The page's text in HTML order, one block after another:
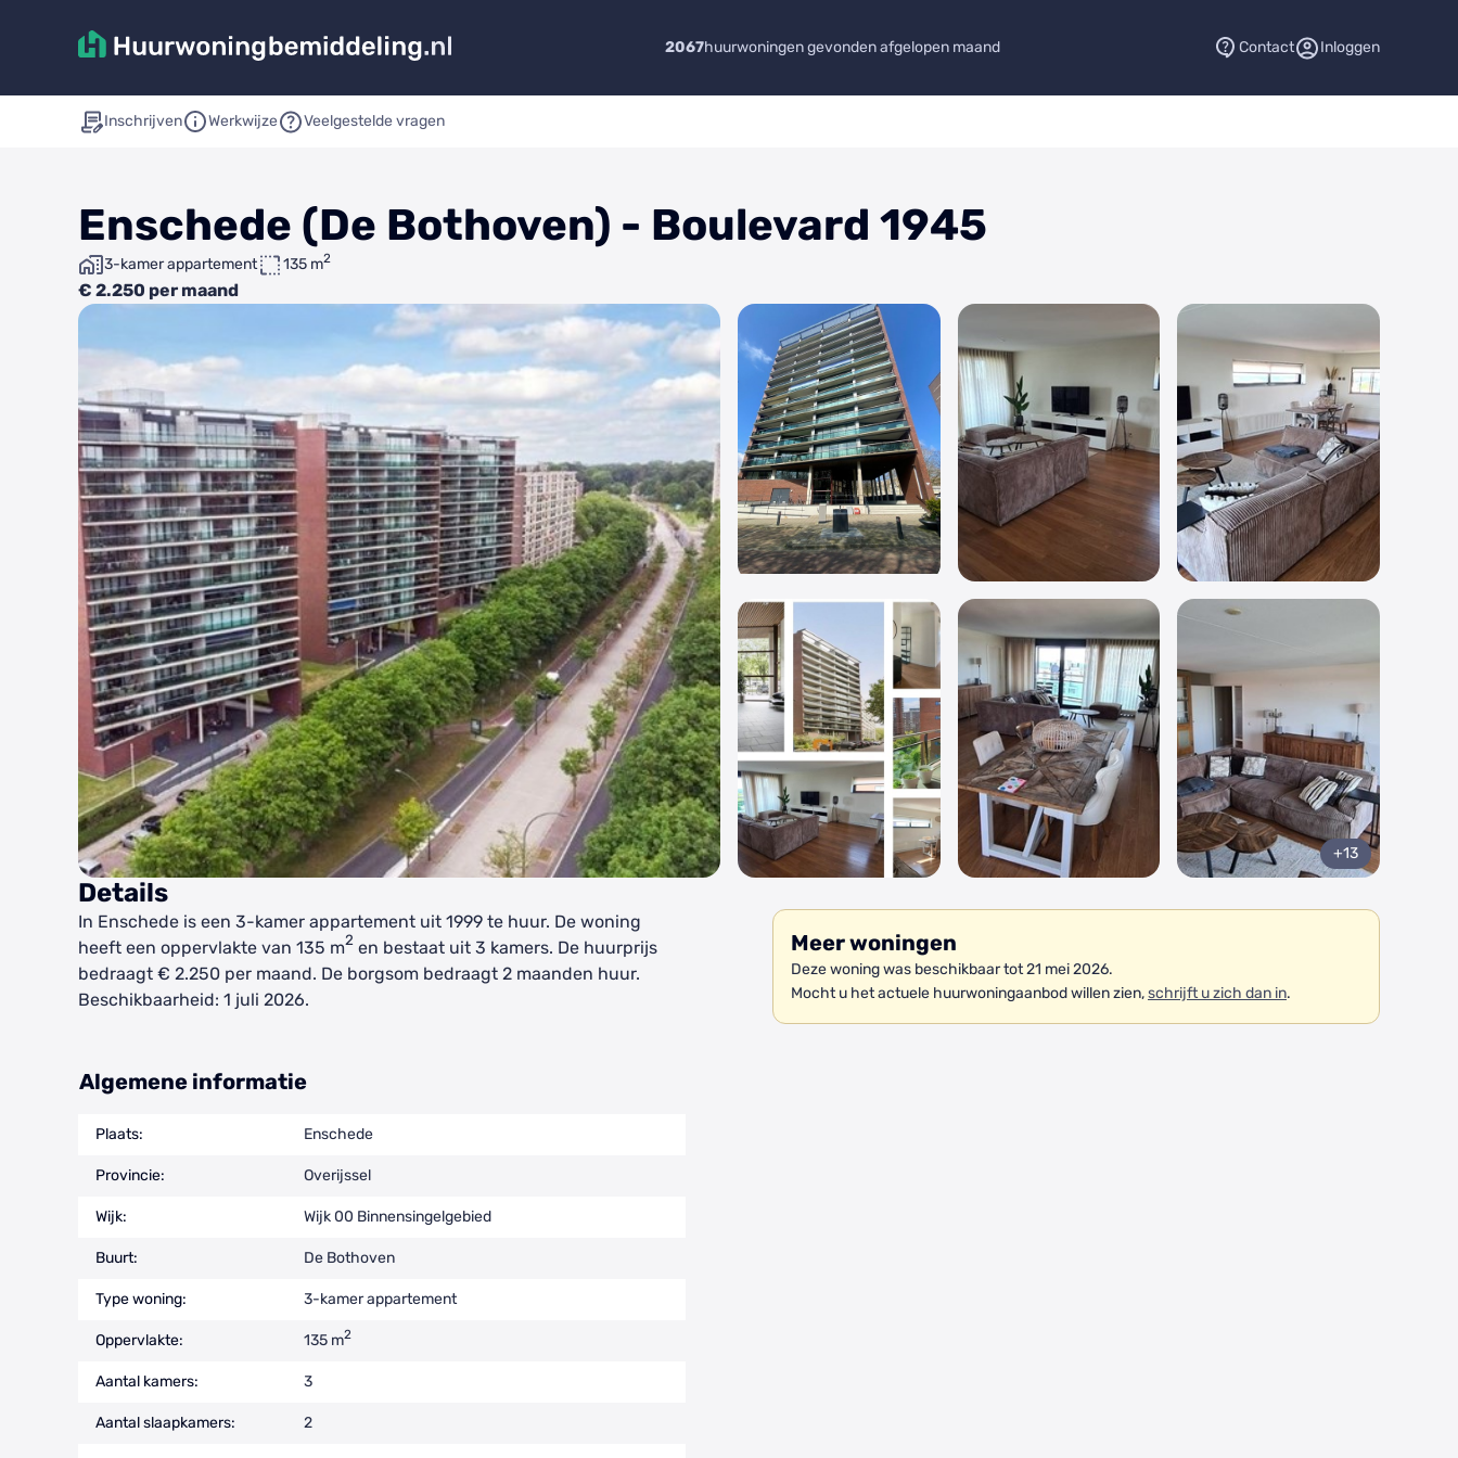
2067huurwoningen gevonden afgelopen maand Contact Inloggen
Inschrijven Werkwijze Veelgestelde vragen
Enschede (De Bothoven) - Boulevard 1945
3-kamer appartement 135 m2
€ 2.250 per maand
+13
Details
In Enschede is een 3-kamer appartement uit 1999 te huur. De woning
heeft een oppervlakte van 135 m2 en bestaat uit 3 kamers. De huurprijs
bedraagt € 2.250 per maand. De borgsom bedraagt 2 maanden huur.
Beschikbaarheid: 1 juli 2026.
Meer woningen
Deze woning was beschikbaar tot 21 mei 2026.
Mocht u het actuele huurwoningaanbod willen zien,schrijft u zich dan in.
Algemene informatie
Plaats: Enschede
Provincie: Overijssel
Wijk: Wijk 00 Binnensingelgebied
Buurt: De Bothoven
Type woning: 3-kamer appartement
Oppervlakte: 135 m2
Aantal kamers: 3
Aantal slaapkamers: 2